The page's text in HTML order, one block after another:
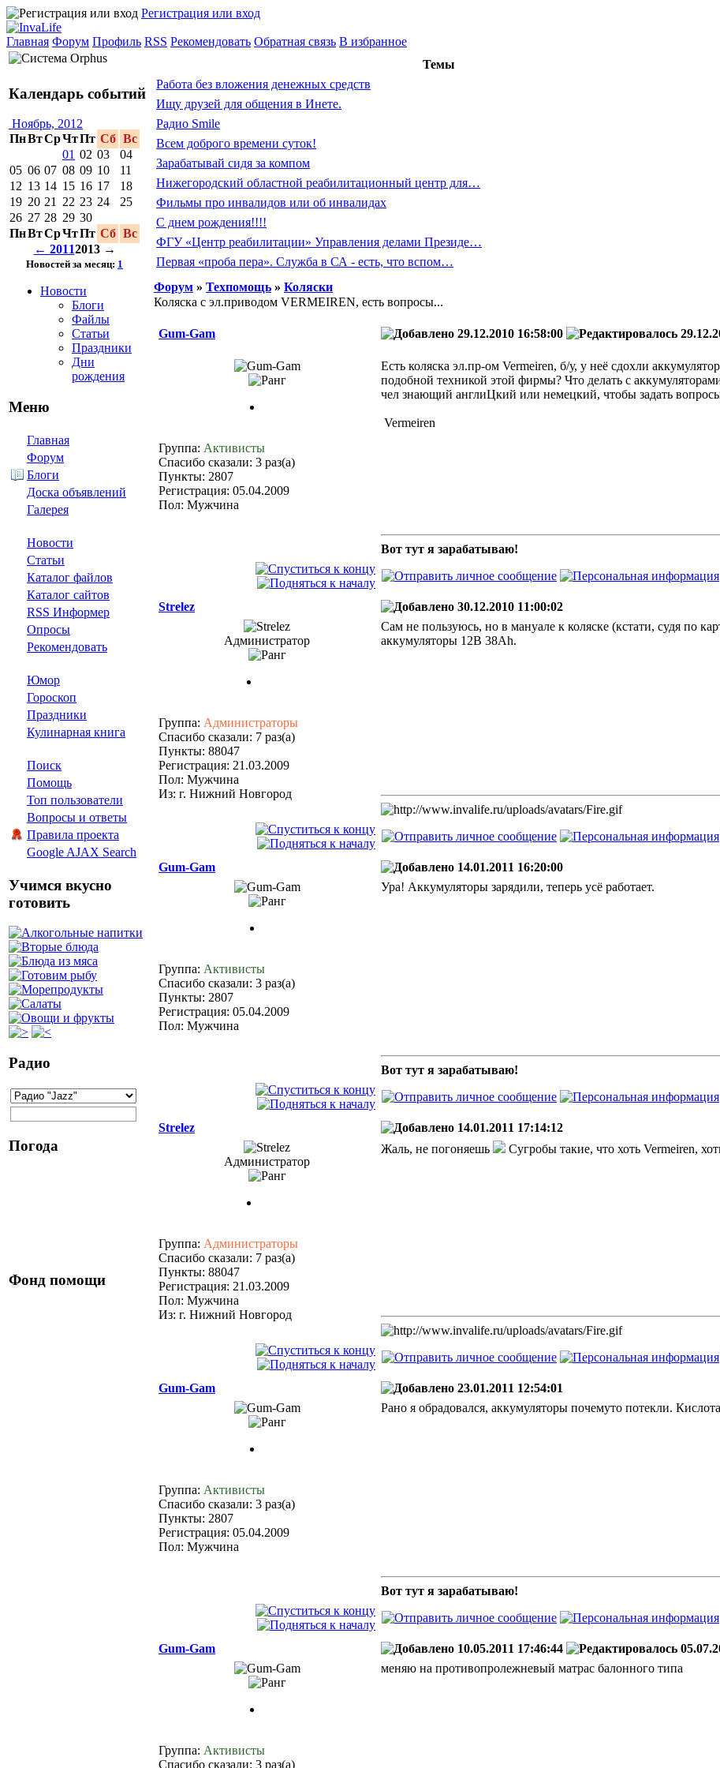
Регистрация или вход
Главная Форум Профиль RSS Рекомендовать Обратная связь В избранное
Календарь событий
Ноябрь, 2012
ПнВтСрЧтПт Сб Вс
01 02 03
04
05 06 07 08 09 10
11
12 13 14 15 16 17
18
19 20 21 22 23 24
25
26 27 28 29 30
Новостей за месяц: 1
ПнВтСрЧтПт Сб Вс
← 20112013 →
Новости
Блоги
Файлы
Статьи
Праздники
Дни
рождения
Меню
Главная
Форум
Блоги
Доска объявлений
Галерея
Новости
Статьи
Каталог файлов
Каталог сайтов
RSS Информер
Опросы
Рекомендовать
Юмор
Гороскоп
Праздники
Кулинарная книга
Поиск
Помощь
Топ пользователи
Вопросы и ответы
Правила проекта
Google AJAX Search
Учимся вкусно
готовить
Радио
Погода
Фонд помощи
Темы
Работа без вложения денежных средств
Ищу друзей для общения в Инете.
Радио Smile
Всем доброго времени суток!
Зарабатывай сидя за компом
Нижегородский областной реабилитационный центр для…
Фильмы про инвалидов или об инвалидах
С днем рождения!!!!
ФГУ «Центр реабилитации» Управления делами Президе…
Первая «проба пера». Служба в СА - есть, что вспом…
Форум » Техпомощь » Коляски
Коляска с эл.приводом VERMEIREN, есть вопросы...
Gum-Gam 29.12.2010 16:58:00
Группа: Активисты
Спасибо сказали: 3 раз(а)
Пункты: 2807
Регистрация: 05.04.2009
Пол: Мужчина
Есть коляска эл.пр-ом Vermeiren, б/у, у неё сдохли
подобной техникой этой фирмы? Что делать с
чел знающий англиЦкий или немецкий, чтобы задать
Vermeiren
Вот тут я зарабатываю!
Strelez 30.12.2010 11:00:02
Администратор
Группа: Администраторы
Спасибо сказали: 7 раз(а)
Пункты: 88047
Регистрация: 21.03.2009
Пол: Мужчина
Из: г. Нижний Новгород
Сам не пользуюсь, но в мануале к коляске (кстати, судя по
аккумуляторы 12В 38Ah.
Gum-Gam 14.01.2011 16:20:00
Группа: Активисты
Спасибо сказали: 3 раз(а)
Пункты: 2807
Регистрация: 05.04.2009
Пол: Мужчина
Ура! Аккумуляторы зарядили, теперь усё работает.
Вот тут я зарабатываю!
Strelez 14.01.2011 17:14:12
Администратор
Группа: Администраторы
Спасибо сказали: 7 раз(а)
Пункты: 88047
Регистрация: 21.03.2009
Пол: Мужчина
Из: г. Нижний Новгород
Жаль, не погоняешь Сугробы такие, что хоть Vermeiren,
Gum-Gam 23.01.2011 12:54:01
Группа: Активисты
Спасибо сказали: 3 раз(а)
Пункты: 2807
Регистрация: 05.04.2009
Пол: Мужчина
Рано я обрадовался, аккумуляторы почемуто потекли.
Вот тут я зарабатываю!
Gum-Gam 10.05.2011 17:46:44
Группа: Активисты
Спасибо сказали: 3 раз(а)
меняю на противопролежневый матрас балонного типа